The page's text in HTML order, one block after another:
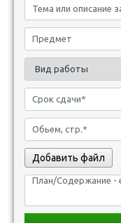
Добавить файл